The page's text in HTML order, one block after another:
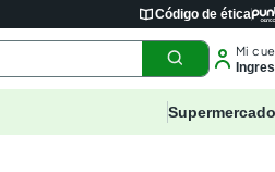
Código de ética
Mi
Supermercado